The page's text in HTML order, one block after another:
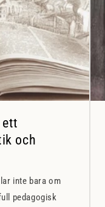
och
inte bara om
pedagogisk